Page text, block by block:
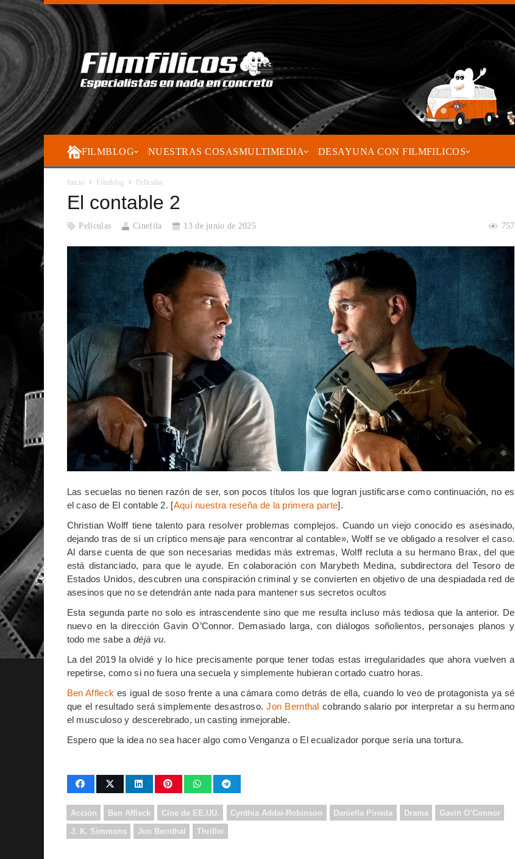
FILMBLOG NUESTRAS COSASMULTIMEDIA DESAYUNA CON FILMFILICOS
Inicio Filmblog Películas
El contable 2
Películas Cinefila 13 de junio de 2025 757
Las secuelas no tienen razón de ser, son pocos títulos los que logran justificarse como continuación, no es
el caso de El contable 2. [Aquí nuestra reseña de la primera parte].
Christian Wolff tiene talento para resolver problemas complejos. Cuando un viejo conocido es asesinado,
dejando tras de sí un críptico mensaje para «encontrar al contable», Wolff se ve obligado a resolver el caso.
Al darse cuenta de que son necesarias medidas más extremas, Wolff recluta a su hermano Brax, del que
está distanciado, para que le ayude. En colaboración con Marybeth Medina, subdirectora del Tesoro de
Estados Unidos, descubren una conspiración criminal y se convierten en objetivo de una despiadada red de
asesinos que no se detendrán ante nada para mantener sus secretos ocultos
Esta segunda parte no solo es intrascendente sino que me resulta incluso más tediosa que la anterior. De
nuevo en la dirección Gavin O’Connor. Demasiado larga, con diálogos soñolientos, personajes planos y
todo me sabe adéjà vu.
La del 2019 la olvidé y lo hice precisamente porque tener todas estas irregularidades que ahora vuelven a
repetirse, como si no fuera una secuela y simplemente hubieran cortado cuatro horas.
Ben Affleck es igual de soso frente a una cámara como detrás de ella, cuando lo veo de protagonista ya sé
que el resultado será simplemente desastroso.Jon Bernthal cobrando salario por interpretar a su hermano
el musculoso y descerebrado, un casting inmejorable.
Espero que la idea no sea hacer algo como Venganza o El ecualizador porque sería una tortura.
Acción Ben Affleck Cine de EE.UU. Cynthia Addai-Robinson Daniella Pineda Drama Gavin O’Connor
J. K. Simmons Jon Bernthal Thriller